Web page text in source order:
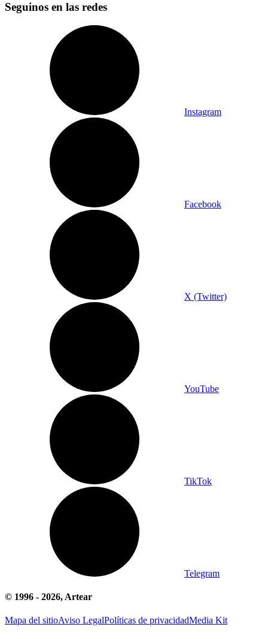
Seguinos en las redes
Instagram
Facebook
X (Twitter)
YouTube
TikTok
Telegram
© 1996 - 2026, Artear
Mapa del sitioAviso LegalPolíticas de privacidadMedia Kit